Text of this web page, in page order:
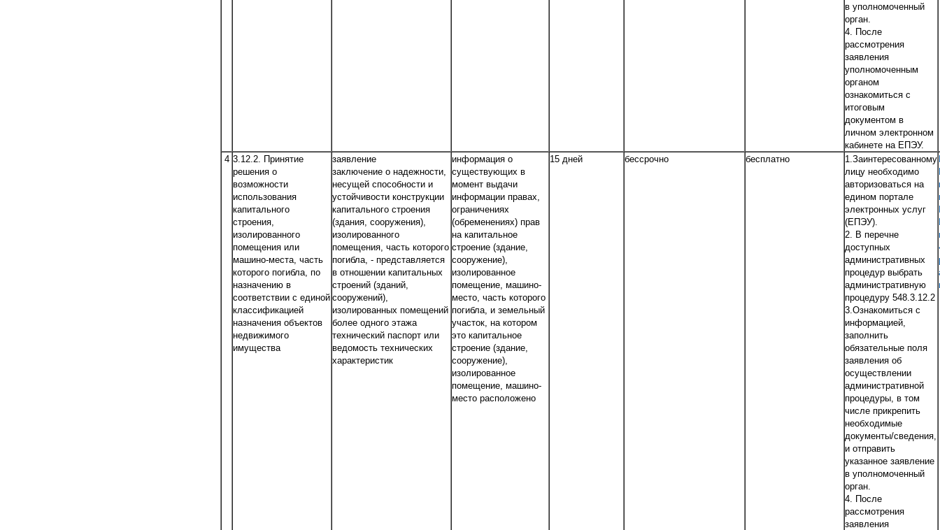
в уполномоченный
орган.
4. После
рассмотрения
заявления
уполномоченным
органом
ознакомиться с
итоговым
документом в
личном электронном
кабинете на ЕПЭУ.
4 3.12.2. Принятие
решения о
возможности
использования
капитального
строения,
изолированного
помещения или
машино-места, часть
которого погибла, по
назначению в
соответствии с единой
классификацией
назначения объектов
недвижимого
имущества
заявление
заключение о надежности,
несущей способности и
устойчивости конструкции
капитального строения
(здания, сооружения),
изолированного
помещения, часть которого
погибла, - представляется
в отношении капитальных
строений (зданий,
сооружений),
изолированных помещений
более одного этажа
технический паспорт или
ведомость технических
характеристик
информация о
существующих в
момент выдачи
информации правах,
ограничениях
(обременениях) прав
на капитальное
строение (здание,
сооружение),
изолированное
помещение, машино-
место, часть которого
погибла, и земельный
участок, на котором
это капитальное
строение (здание,
сооружение),
изолированное
помещение, машино-
место расположено
15 дней бессрочно бесплатно
1.Заинтересованному
лицу необходимо
авторизоваться на
едином портале
электронных услуг
(ЕПЭУ).
2. В перечне
доступных
административных
процедур выбрать
административную
процедуру 548.3.12.2
3.Ознакомиться с
информацией,
заполнить
обязательные поля
заявления об
осуществлении
административной
процедуры, в том
числе прикрепить
необходимые
документы/сведения,
и отправить
указанное заявление
в уполномоченный
орган.
4. После
рассмотрения
заявления